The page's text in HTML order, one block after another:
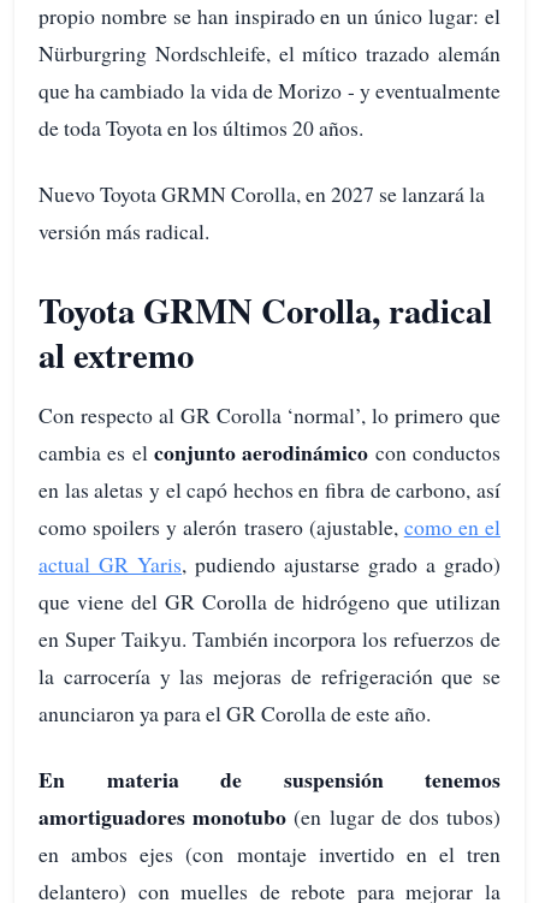
propio nombre se han inspirado en un único lugar: el
Nürburgring Nordschleife, el mítico trazado alemán
que ha cambiado la vida de Morizo - y eventualmente
de toda Toyota en los últimos 20 años.
Nuevo Toyota GRMN Corolla, en 2027 se lanzará la
versión más radical.
Toyota GRMN Corolla, radical
al extremo
Con respecto al GR Corolla ‘normal’, lo primero que
cambia es el conjunto aerodinámico con conductos
en las aletas y el capó hechos en fibra de carbono, así
como spoilers y alerón trasero (ajustable, como en el
actual GR Yaris, pudiendo ajustarse grado a grado)
que viene del GR Corolla de hidrógeno que utilizan
en Super Taikyu. También incorpora los refuerzos de
la carrocería y las mejoras de refrigeración que se
anunciaron ya para el GR Corolla de este año.
En materia de suspensión tenemos
amortiguadores monotubo (en lugar de dos tubos)
en ambos ejes (con montaje invertido en el tren
delantero) con muelles de rebote para mejorar la